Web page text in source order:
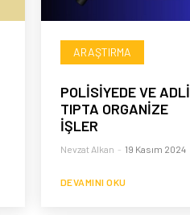
ARAŞTIRMA
POLİSİYEDE VE ADLİ
TIPTA ORGANİZE
İŞLER
Nevzat Alkan - 19 Kasım 2024
DEVAMINI OKU